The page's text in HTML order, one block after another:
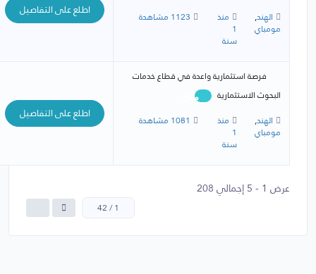
الهند,
مومباي
منذ
1
سنة
1123 مشاهدة اطلع على التفاصيل
فرصة استثمارية واعدة في قطاع خدمات
البحوث الاستثمارية
متاح
الهند,
مومباي
منذ
1
سنة
1081 مشاهدة اطلع على التفاصيل
عرض 1 - 5 إجمالي 208